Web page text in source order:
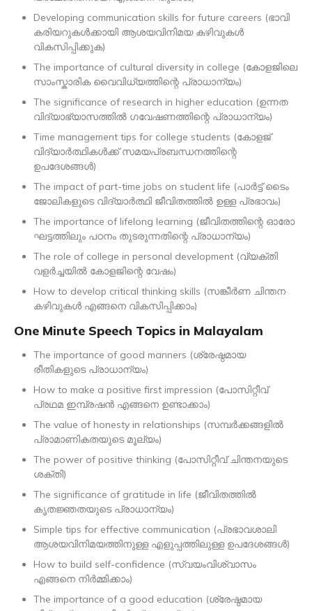
Developing communication skills for future careers (ഭാവി
കരിയറുകൾക്കായി ആശയവിനിമയ കഴിവുകൾ
വികസിപ്പിക്കുക)
The importance of cultural diversity in college (കോളജിലെ
സാംസ്കാരിക വൈവിധ്യത്തിന്റെ പ്രാധാന്യം)
The significance of research in higher education (ഉന്നത
വിദ്യാഭ്യാസത്തിൽ ഗവേഷണത്തിന്റെ പ്രാധാന്യം)
Time management tips for college students (കോളജ്
വിദ്യാർത്ഥികൾക്ക് സമയപ്രബന്ധനത്തിന്റെ
ഉപദേശങ്ങൾ)
The impact of part-time jobs on student life (പാർട്ട് ടൈം
ജോലികളുടെ വിദ്യാർത്ഥി ജീവിതത്തിൽ ഉള്ള പ്രഭാവം)
The importance of lifelong learning (ജീവിതത്തിന്റെ ഓരോ
ഘട്ടത്തിലും പഠനം തുടരുന്നതിന്റെ പ്രാധാന്യം)
The role of college in personal development (വ്യക്തി
വളർച്ചയിൽ കോളജിന്റെ വേഷം)
How to develop critical thinking skills (സങ്കീർണ ചിന്തന
കഴിവുകൾ എങ്ങനെ വികസിപ്പിക്കാം)
One Minute Speech Topics in Malayalam
The importance of good manners (ശ്രേഷ്ഠമായ
രീതികളുടെ പ്രാധാന്യം)
How to make a positive first impression (പോസിറ്റീവ്
പ്രഥമ ഇമ്പ്രഷൻ എങ്ങനെ ഉണ്ടാക്കാം)
The value of honesty in relationships (സമ്പർക്കങ്ങളിൽ
പ്രാമാണികതയുടെ മൂല്യം)
The power of positive thinking (പോസിറ്റീവ് ചിന്തനയുടെ
ശക്തി)
The significance of gratitude in life (ജീവിതത്തിൽ
കൃതജ്ഞതയുടെ പ്രാധാന്യം)
Simple tips for effective communication (പ്രഭാവശാലി
ആശയവിനിമയത്തിനുള്ള എളുപ്പത്തിലുള്ള ഉപദേശങ്ങൾ)
How to build self-confidence (സ്വയംവിശ്വാസം
എങ്ങനെ നിർമ്മിക്കാം)
The importance of a good education (ശ്രേഷ്ഠമായ